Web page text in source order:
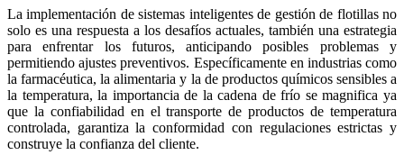
La implementación de sistemas inteligentes de gestión de flotillas no
solo es una respuesta a los desafíos actuales, también una estrategia
para enfrentar los futuros, anticipando posibles problemas y
permitiendo ajustes preventivos. Específicamente en industrias como
la farmacéutica, la alimentaria y la de productos químicos sensibles a
la temperatura, la importancia de la cadena de frío se magnifica ya
que la confiabilidad en el transporte de productos de temperatura
controlada, garantiza la conformidad con regulaciones estrictas y
construye la confianza del cliente.